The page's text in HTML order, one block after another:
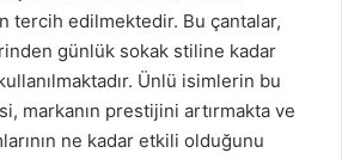
tercih edilmektedir. Bu çantalar,
günlük sokak stiline kadar
Ünlü isimlerin bu
markanın prestijini artırmakta ve
ne kadar etkili olduğunu